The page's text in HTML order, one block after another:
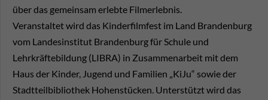
über das gemeinsam erlebte Filmerlebnis.
Veranstaltet wird das Kinderfilmfest im Land Brandenburg
vom Landesinstitut Brandenburg für Schule und
Lehrkräftebildung (LIBRA) in Zusammenarbeit mit dem
Haus der Kinder, Jugend und Familien „KiJu“ sowie der
Stadtteilbibliothek Hohenstücken. Unterstützt wird das